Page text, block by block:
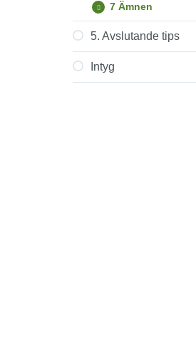
Expandera
4.
Några
vardagssituationer
7 Ämnen
Ärende till apoteket
I köpcentret
5. Avslutande tips
Intyg